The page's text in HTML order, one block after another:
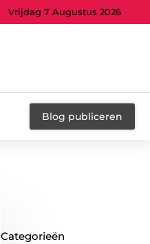
Vrijdag 7 Augustus 2026
Blog publiceren
Categorieën